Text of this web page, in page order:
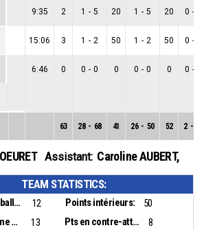
9:35 2 1 - 5 20 1 - 5 20 0 -
15:06 3 1 - 2 50 1 - 2 50 0 -
6:46 0 0 - 0 0 0 - 0 0 0 -
63 28 - 68 41 26 - 50 52 2 -
Assistant: Caroline AUBERT,
TEAM STATISTICS:
Points après balles perdues: 12 Points intérieurs:
50
Points de 2ème chance:
13 Pts en contre-attaque:
8